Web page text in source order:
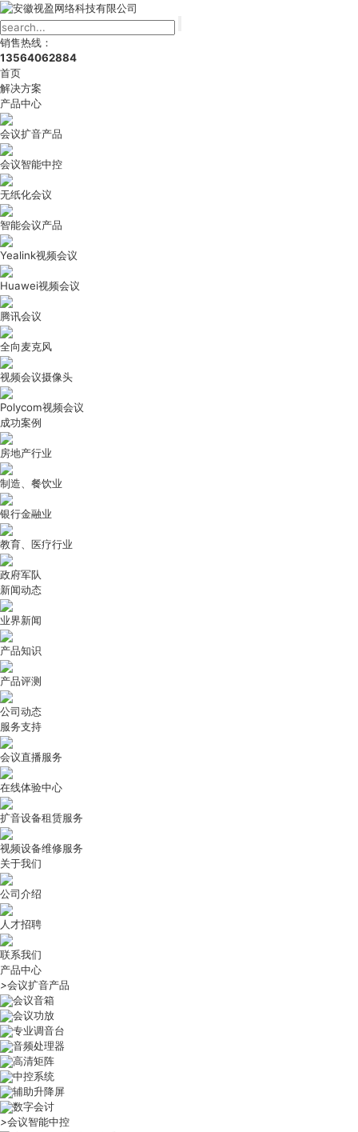
销售热线：
13564062884
首页
解决方案
产品中心
会议扩音产品
会议智能中控
无纸化会议
智能会议产品
Yealink视频会议
Huawei视频会议
腾讯会议
全向麦克风
视频会议摄像头
Polycom视频会议
成功案例
房地产行业
制造、餐饮业
银行金融业
教育、医疗行业
政府军队
新闻动态
业界新闻
产品知识
产品评测
公司动态
服务支持
会议直播服务
在线体验中心
扩音设备租赁服务
视频设备维修服务
关于我们
公司介绍
人才招聘
联系我们
产品中心
>会议扩音产品
会议音箱
会议功放
专业调音台
音频处理器
高清矩阵
中控系统
辅助升降屏
数字会讨
>会议智能中控